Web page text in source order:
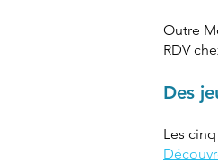
Outre
RDV
Des
Les